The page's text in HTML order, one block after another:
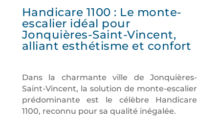
Handicare 1100 : Le monte-
escalier idéal pour
Jonquières-Saint-Vincent,
alliant esthétisme et confort
Dans la charmante ville de Jonquières-
Saint-Vincent, la solution de monte-escalier
prédominante est le célèbre Handicare
1100, reconnu pour sa qualité inégalée.